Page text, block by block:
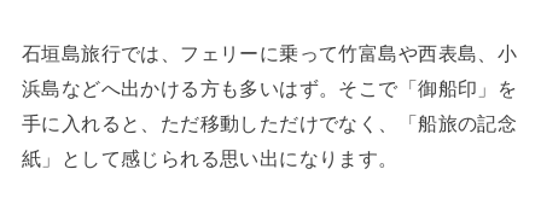
石垣島旅行では、フェリーに乗って竹富島や西表島、小
浜島などへ出かける方も多いはず。そこで「御船印」を
手に入れると、ただ移動しただけでなく、「船旅の記念
紙」として感じられる思い出になります。